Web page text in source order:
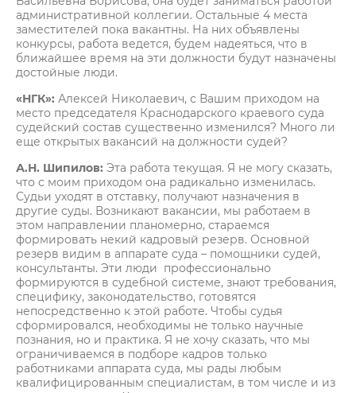
административной коллегии. Остальные 4 места
заместителей пока вакантны. На них объявлены
конкурсы, работа ведется, будем надеяться, что в
ближайшее время на эти должности будут назначены
достойные люди.
«НГК»: Алексей Николаевич, с Вашим приходом на
место председателя Краснодарского краевого суда
судейский состав существенно изменился? Много ли
еще открытых вакансий на должности судей?
А.Н. Шипилов: Эта работа текущая. Я не могу сказать,
что с моим приходом она радикально изменилась.
Судьи уходят в отставку, получают назначения в
другие суды. Возникают вакансии, мы работаем в
этом направлении планомерно, стараемся
формировать некий кадровый резерв. Основной
резерв видим в аппарате суда – помощники судей,
консультанты. Эти люди профессионально
формируются в судебной системе, знают требования,
специфику, законодательство, готовятся
непосредственно к этой работе. Чтобы судья
сформировался, необходимы не только научные
познания, но и практика. Я не хочу сказать, что мы
ограничиваемся в подборе кадров только
работниками аппарата суда, мы рады любым
квалифицированным специалистам, в том числе и из